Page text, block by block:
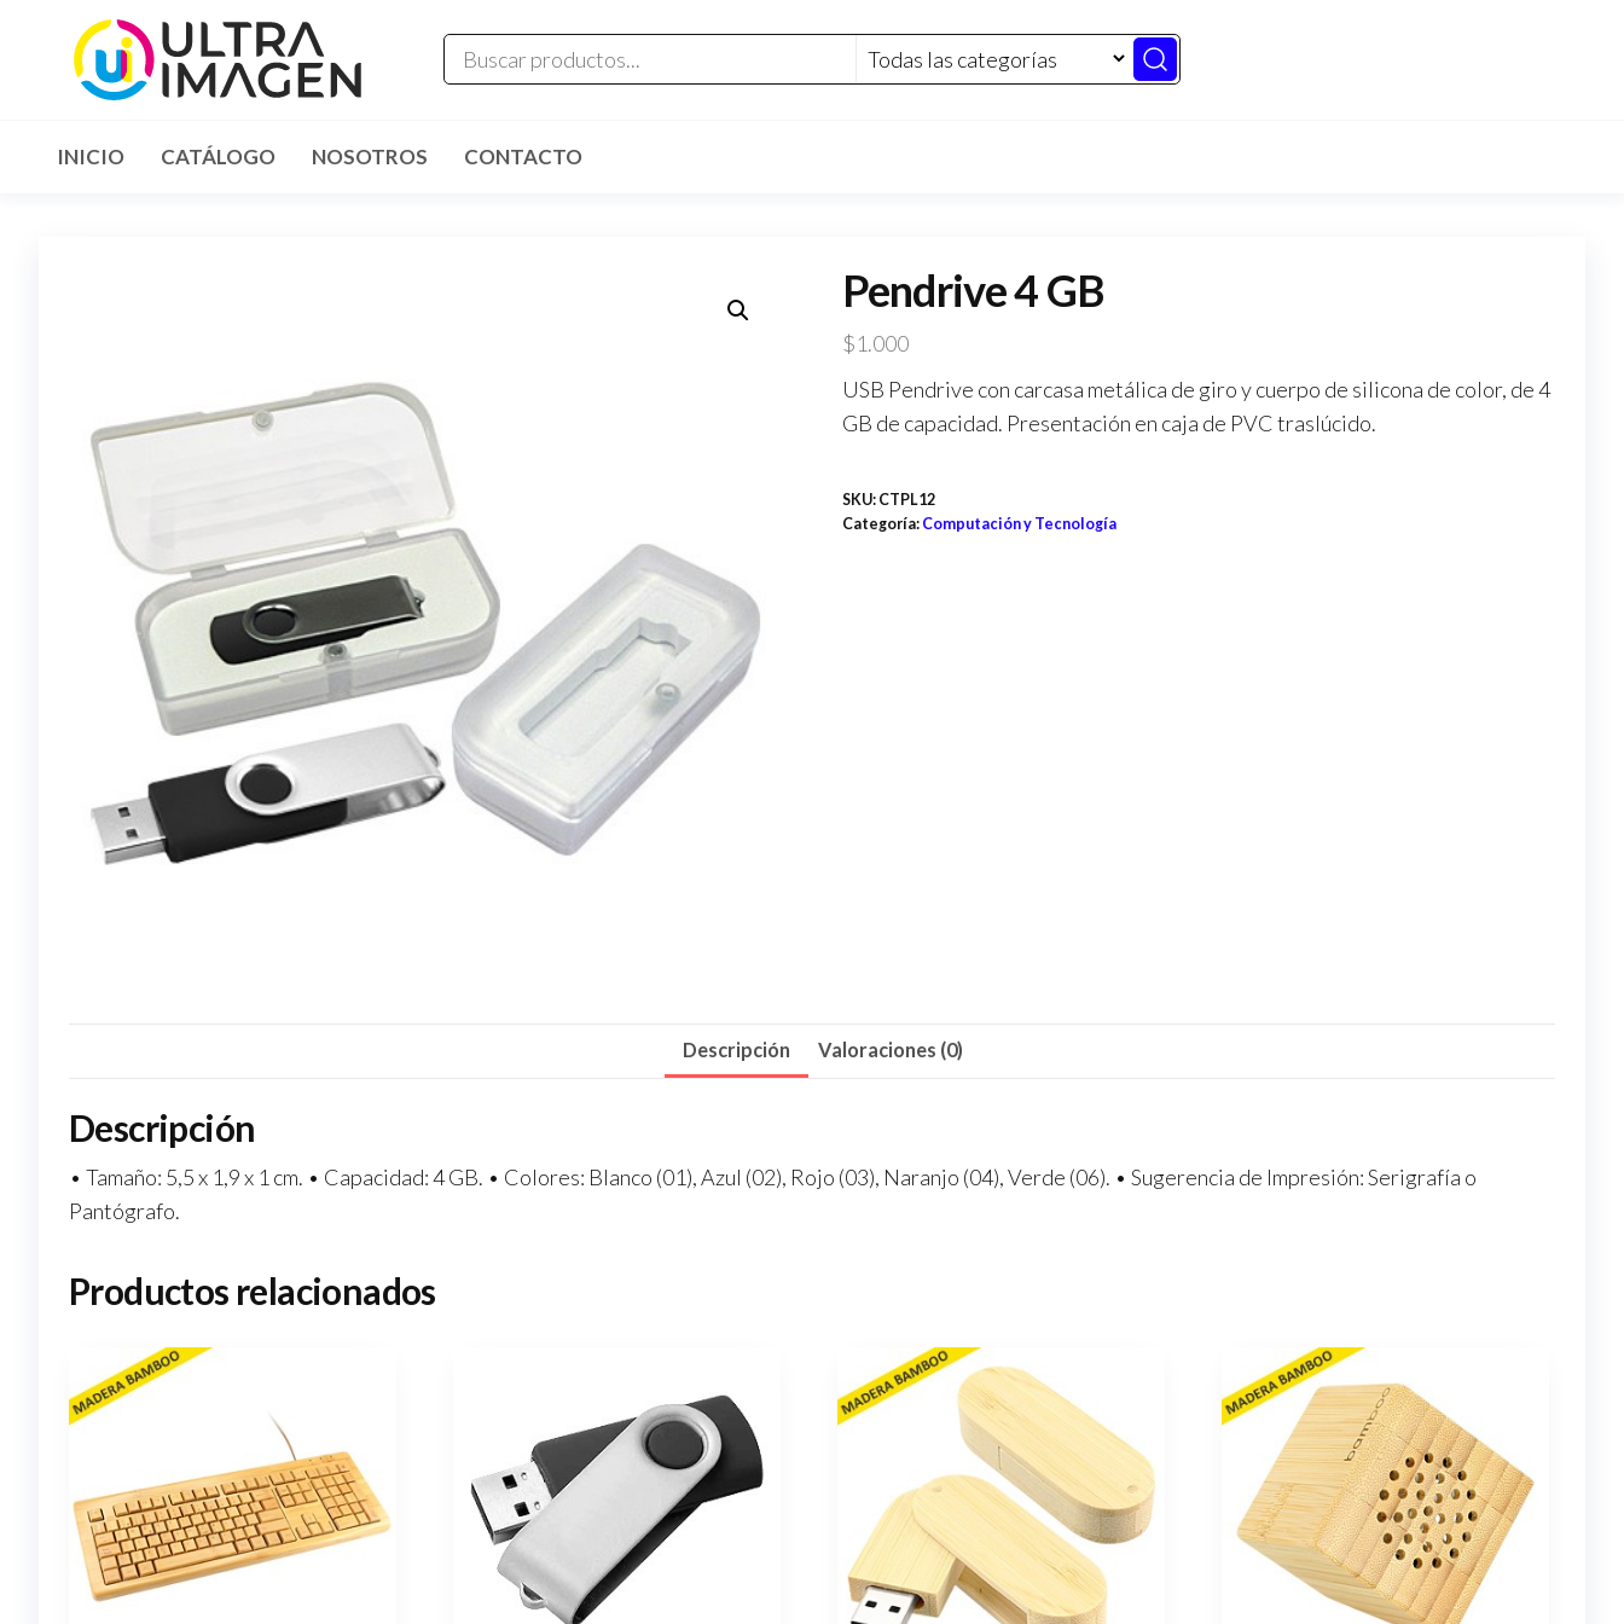
INICIO CATÁLOGO NOSOTROS CONTACTO
Pendrive 4 GB
$1.000
USB Pendrive con carcasa metálica de giro y cuerpo de silicona de color, de 4
GB de capacidad. Presentación en caja de PVC traslúcido.
SKU: CTPL12
Categoría: Computación y Tecnología
Descripción Valoraciones (0)
Descripción
• Tamaño: 5,5 x 1,9 x 1 cm. • Capacidad: 4 GB. • Colores: Blanco (01), Azul (02), Rojo (03), Naranjo (04), Verde (06). • Sugerencia de Impresión: Serigrafía o
Pantógrafo.
Productos relacionados